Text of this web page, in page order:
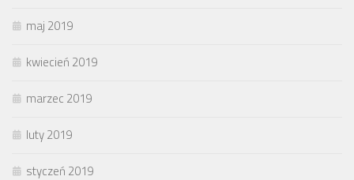
maj 2019
kwiecień 2019
marzec 2019
luty 2019
styczeń 2019